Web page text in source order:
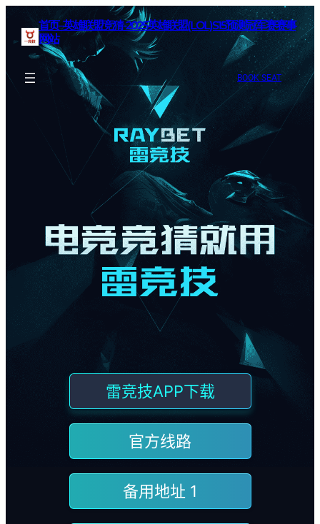
首页–英雄联盟竞猜-2025英雄联盟(LOL)S15预测冠军赛赛事
网站
BOOK SEAT